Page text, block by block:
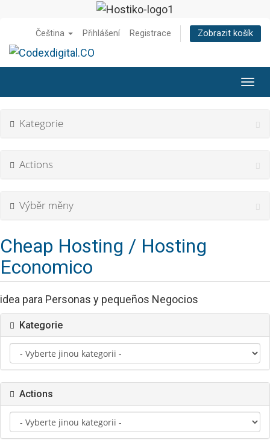
Čeština Přihlášení Registrace Zobrazit košík
Kategorie
Actions
Výběr měny
Cheap Hosting / Hosting
Economico
idea para Personas y pequeños Negocios
Kategorie
Actions